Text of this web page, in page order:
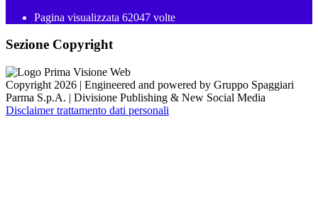
Pagina visualizzata 62047 volte
Sezione Copyright
Copyright 2026 | Engineered and powered by Gruppo Spaggiari
Parma S.p.A. | Divisione Publishing & New Social Media
Disclaimer trattamento dati personali